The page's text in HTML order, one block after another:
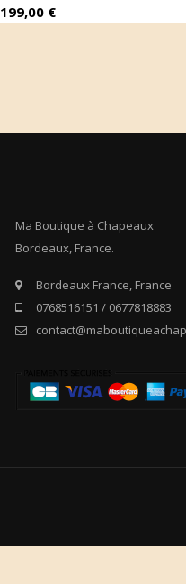
Prix
199,00 €
Ma Boutique à Chapeaux
Bordeaux, France.
Bordeaux France, France
0768516151 / 0677818883